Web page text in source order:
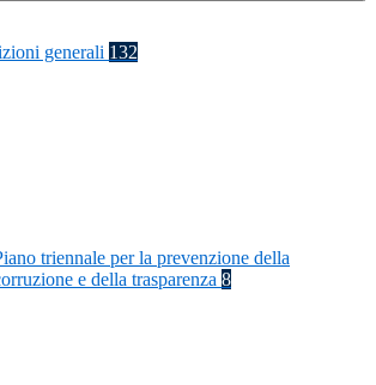
generali 132
triennale per la prevenzione della
e della trasparenza 8